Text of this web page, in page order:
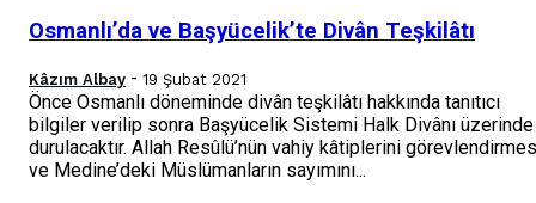
Osmanlı’da ve Başyücelik’te Divân Teşkilâtı
Kâzım Albay - 19 Şubat 2021
Önce Osmanlı döneminde divân teşkilâtı hakkında tanıtıcı
bilgiler verilip sonra Başyücelik Sistemi Halk Divânı üzerinde
durulacaktır. Allah Resûlü’nün vahiy kâtiplerini
ve Medine’deki Müslümanların sayımını...